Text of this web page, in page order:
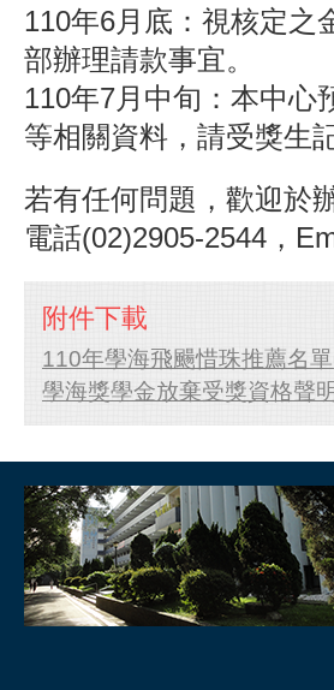
110年6月底：視核定之
部辦理請款事宜。
110年7月中旬：本中心
等相關資料，請受獎生
若有任何問題，歡迎於
電話(02)2905-2544，
附件下載
110年學海飛颺惜珠推薦名
學海獎學金放棄受獎資格聲